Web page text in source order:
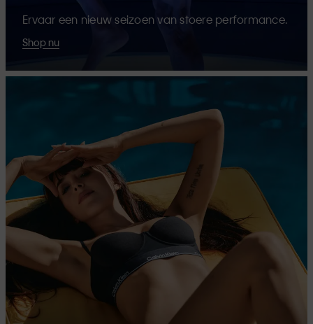
Ervaar een nieuw seizoen van stoere performance.
Shop nu